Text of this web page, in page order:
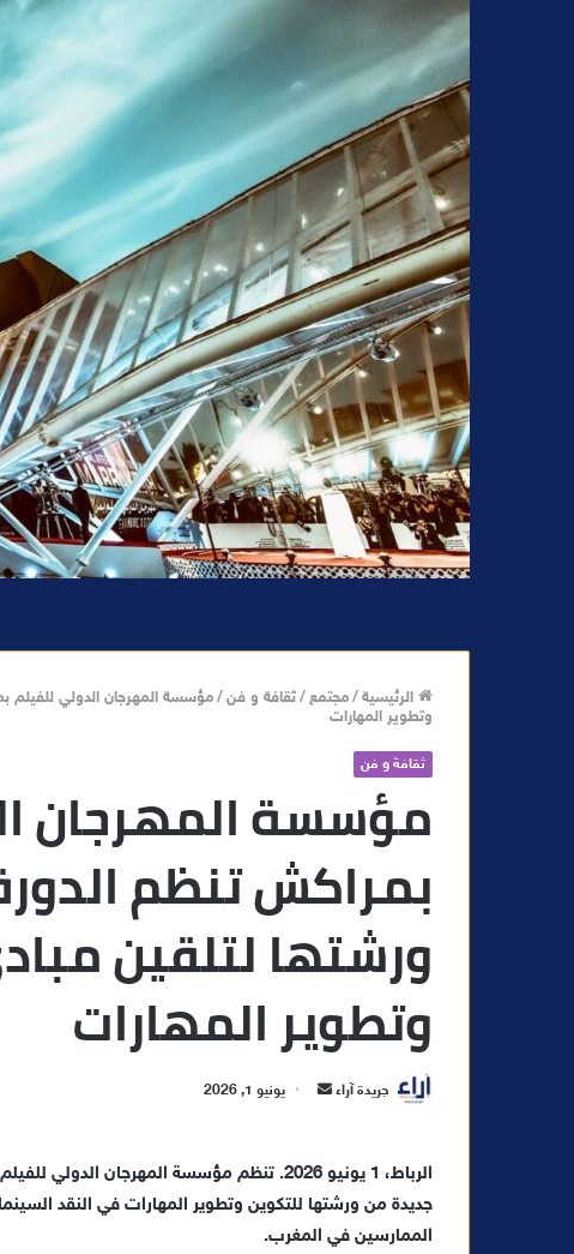
الرئيسية/مجتمع/ثقافة و فن/مؤسسة المهرجان الدولي للفيلم
وتطوير المهارات
ثقافة و فن
مؤسسة المهرجان
بمراكش تنظم
ورشتها لتلقين
وتطوير المهارات
جريدة آراء
ل
ب
ر
يونيو 1, 2026
جديدة من ورشتها للتكوين وتطوير المهارات في النقد
الممارسين في المغرب.